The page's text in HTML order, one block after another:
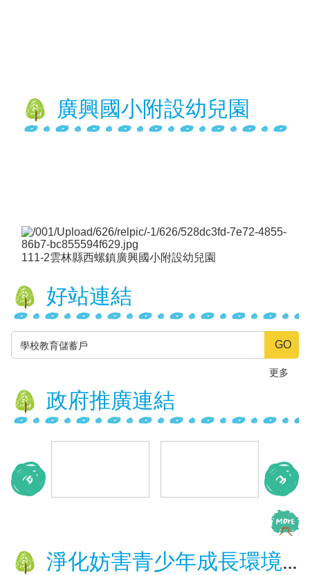
放
宣
隱
私
權
宣
告
安
全
政
網
站
管
廣興國小附設幼兒園
111-2雲林縣西螺鎮廣興國小附設幼兒園
好站連結
更多
政府推廣連結
淨化妨害青少年成長環境與犯罪預防宣導